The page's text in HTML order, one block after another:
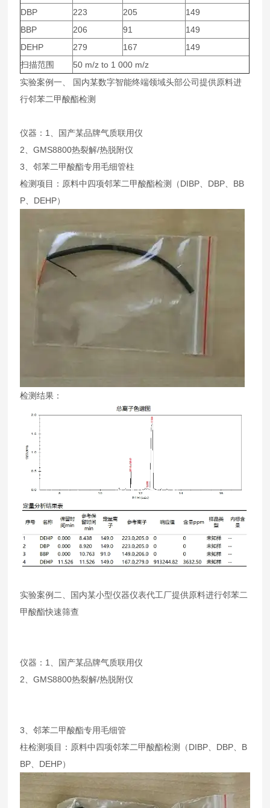
DBP
223 205
149
BBP
206 91
149
DEHP
279 167
149
扫描范围
50 m/z to 1 000 m/z
实验案例一、 国内某数字智能终端领域头部公司提供原料进
行邻苯二甲酸酯检测
仪器：1、国产某品牌气质联用仪
2、GMS8800热裂解/热脱附仪
3、邻苯二甲酸酯专用毛细管柱
检测项目：原料中四项邻苯二甲酸酯检测（DIBP、DBP、BB
P、DEHP）
检测结果：
实验案例二、国内某小型仪器仪表代工厂提供原料进行邻苯二
甲酸酯快速筛查
仪器：1、国产某品牌气质联用仪
2、GMS8800热裂解/热脱附仪
3、邻苯二甲酸酯专用毛细管
柱检测项目：原料中四项邻苯二甲酸酯检测（DIBP、DBP、B
BP、DEHP）